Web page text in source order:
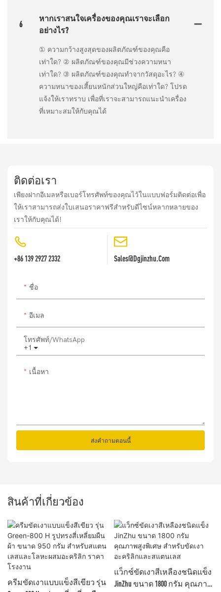
6
หากเราสนใจเครื่องของคุณเราจะเลือก
อย่างไร?
① ความกว้างสูงสุดของผลิตภัณฑ์ของคุณคือ
เท่าใด? ② ผลิตภัณฑ์ของคุณมีช่วงความหนา
เท่าใด? ③ ผลิตภัณฑ์ของคุณทำจากวัสดุอะไร? ④
ความหนาของเสี้ยนหนักส่วนใหญ่คือเท่าใด? โปรด
แจ้งให้เราทราบ เพื่อที่เราจะสามารถแนะนำเครื่อง
ที่เหมาะสมให้กับคุณได้
ติดต่อเรา
เพียงฝากอีเมลหรือเบอร์โทรศัพท์ของคุณไว้ในแบบฟอร์มติดต่อเพื่อ
ให้เราสามารถส่งใบเสนอราคาฟรีสำหรับดีไซน์หลากหลายของ
เราให้กับคุณได้!
+86 139 2927 2332 Sales@dgjinzhu.com
ชื่อ
อีเมล
+1
โทรศัพท์/WhatsApp
เนื้อหา
ส่งคำถามตอนนี้
สินค้าที่เกี่ยวข้อง
ครีมขัดเงาแบบแข็งสีเขียว รุ่น
แว็กซ์ขัดเงาสีเหลืองชนิดแข็ง
JinZhu ขนาด 1800 กรัม คุณภาพ